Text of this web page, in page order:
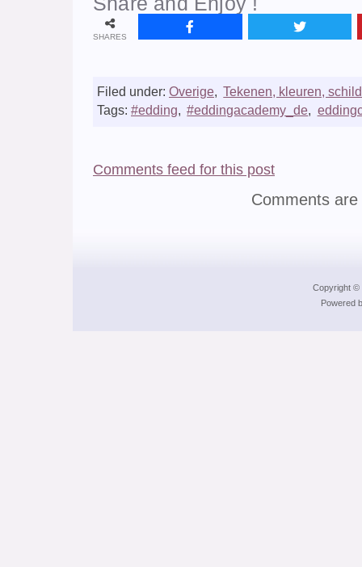
SHARES
Filed under: Overige
Tekenen, kleuren,
Tags: #edding #eddingacademy_de
Comments feed for this post
Comments are
Copyright ©
Powered